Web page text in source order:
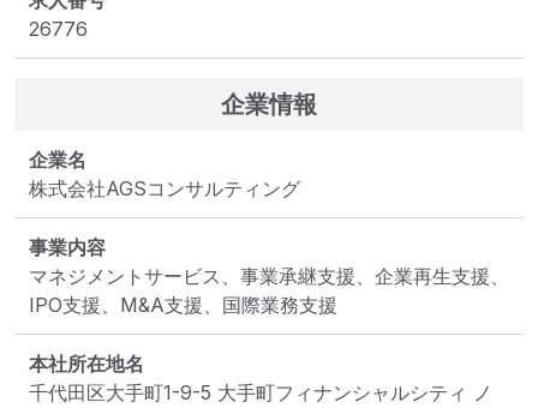
26776
企業情報
企業名
株式会社AGSコンサルティング
事業内容
マネジメントサービス、事業承継支援、企業再生支援、
IPO支援、M&A支援、国際業務支援
本社所在地名
千代田区大手町1-9-5 大手町フィナンシャルシティ ノ